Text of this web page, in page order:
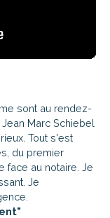
sont au rendez-
Marc Schiebel
Tout s'est
du premier
face au notaire. Je
Je